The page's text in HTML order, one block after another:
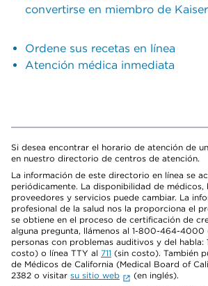
convertirse en miembro de
Ordene sus recetas en línea
Atención médica inmediata
Si desea encontrar el horario de atención de
en nuestro directorio de centros de atención.
La información de este directorio en línea se
periódicamente. La disponibilidad de médicos,
proveedores y servicios puede cambiar. La
profesional de la salud nos la proporciona el
se obtiene en el proceso de certificación de
alguna pregunta, llámenos al 1-800-464-4000
personas con problemas auditivos y del
costo) o línea TTY al 711 (sin costo). También
de Médicos de California (Medical Board of
2382 o visitar su sitio web
(en inglés).